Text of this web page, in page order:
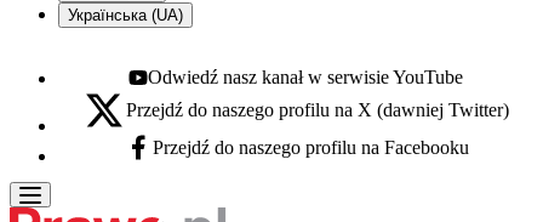
Українська (UA)
Youtube - otwiera się w nowej karcie
Odwiedź nasz kanał w serwisie YouTube
X - otwiera się w nowej karcie
Przejdź do naszego profilu na X (dawniej Twitter)
Facebook - otwiera się w nowej karcie
Przejdź do naszego profilu na Facebooku